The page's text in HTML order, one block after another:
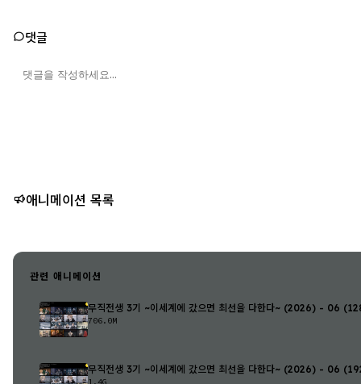
댓글
애니메이션 목록
관련 애니메이션
무직전생 3기 ~이세계에 갔으면 최선을 다한다~ (2026) - 06
706.0M
무직전생 3기 ~이세계에 갔으면 최선을 다한다~ (2026) - 06